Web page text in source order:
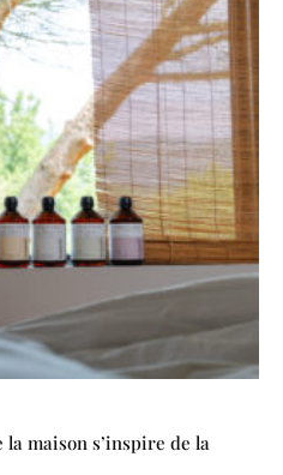
maison s’inspire de la